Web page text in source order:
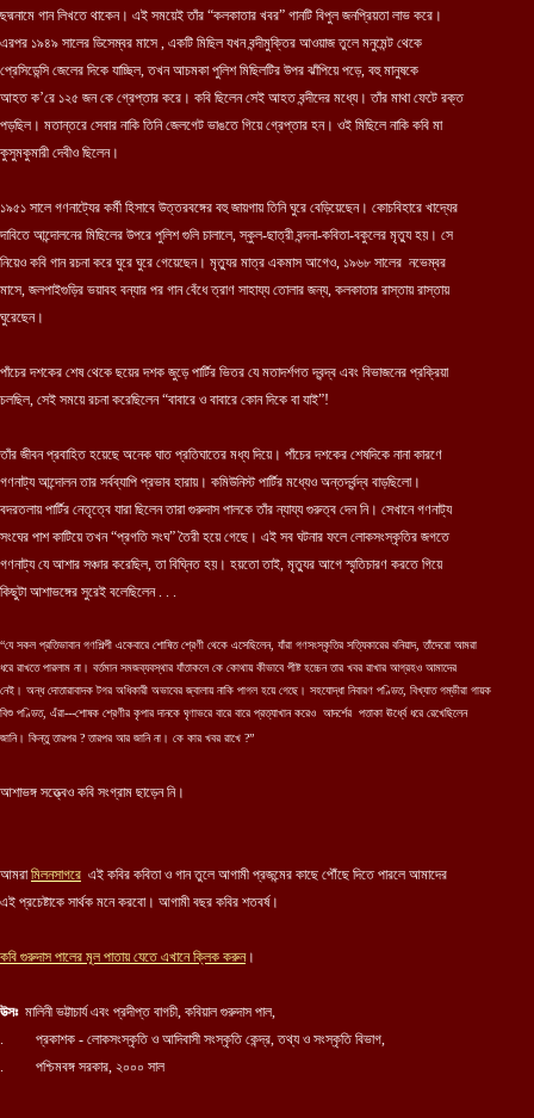
ছদ্মনামে গান লিখতে থাকেন। এই সময়েই তাঁর “কলকাতার খবর” গানটি বিপুল জনপ্রিয়তা লাভ করে।
এরপর ১৯৪৯ সালের ডিসেম্বর মাসে , একটি মিছিল যখন বন্দীমুক্তির আওয়াজ তুলে মনুমেন্ট থেকে
প্রেসিডেন্সি জেলের দিকে যাচ্ছিল, তখন আচমকা পুলিশ মিছিলটির উপর ঝাঁপিয়ে পড়ে, বহু মানুষকে
আহত ক’রে ১২৫ জন কে গ্রেপ্তার করে। কবি ছিলেন সেই আহত বন্দীদের মধ্যে। তাঁর মাথা ফেটে রক্ত
পড়ছিল। মতান্তরে সেবার নাকি তিনি জেলগেট ভাঙতে গিয়ে গ্রেপ্তার হন। ওই মিছিলে নাকি কবি মা
কুসুমকুমারী দেবীও ছিলেন।
১৯৫১ সালে গণনাট্যের কর্মী হিসাবে উত্তরবঙ্গের বহু জায়গায় তিনি ঘুরে বেড়িয়েছেন। কোচবিহারে খাদ্যের
দাবিতে আন্দোলনের মিছিলের উপরে পুলিশ গুলি চালালে, স্কুল-ছাত্রী বন্দনা-কবিতা-বকুলের মৃত্যু হয়। সে
নিয়েও কবি গান রচনা করে ঘুরে ঘুরে গেয়েছেন। মৃত্যুর মাত্র একমাস আগেও, ১৯৬৮ সালের নভেম্বর
মাসে, জলপাইগুড়ির ভয়াবহ বন্যার পর গান বেঁধে ত্রাণ সাহায্য তোলার জন্য, কলকাতার রাস্তায় রাস্তায়
ঘুরেছেন।
পাঁচের দশকের শেষ থেকে ছয়ের দশক জুড়ে পার্টির ভিতর যে মতাদর্শগত দ্বন্দ্ব এবং বিভাজনের প্রক্রিয়া
চলছিল, সেই সময়ে রচনা করেছিলেন “বাবারে ও বাবারে কোন দিকে বা যাই”!
তাঁর জীবন প্রবাহিত হয়েছে অনেক ঘাত প্রতিঘাতের মধ্য দিয়ে। পাঁচের দশকের শেষদিকে নানা কারণে
গণনাট্য আন্দোলন তার সর্বব্যাপি প্রভাব হারায়। কমিউনিস্ট পার্টির মধ্যেও অন্তর্দ্বন্দ্ব বাড়ছিলো।
বদরতলায় পার্টির নেতৃত্বে যারা ছিলেন তারা গুরুদাস পালকে তাঁর ন্যায্য গুরুত্ব দেন নি। সেখানে গণনাট্য
সংঘের পাশ কাটিয়ে তখন “প্রগতি সংঘ” তৈরী হয়ে গেছে। এই সব ঘটনার ফলে লোকসংস্কৃতির জগতে
গণনাট্য যে আশার সঞ্চার করেছিল, তা বিঘ্নিত হয়। হয়তো তাই, মৃত্যুর আগে স্মৃতিচারণ করতে গিয়ে
কিছুটা আশাভঙ্গের সুরেই বলেছিলেন . . .
“যে সকল প্রতিভাবান গণশিল্পী একেবারে শোষিত শ্রেণী থেকে এসেছিলেন, যাঁরা গণসংস্কৃতির সত্যিকারের বনিয়াদ, তাঁদেরো আমরা
ধরে রাখতে পারলাম না। বর্তমান সমজব্যবস্থার যাঁতাকলে কে কোথায় কীভাবে পীষ্ট হচ্চেন তার খবর রাখার আগ্রহও আমাদের
নেই। অন্ধ দোতারাবাদক টগর অধিকারী অভাবের জ্বালায় নাকি পাগল হয়ে গেছে। সহযোদ্ধা নিবারণ পণ্ডিত, বিখ্যাত গম্ভীরা গায়ক
বিশু পণ্ডিত, এঁরা---শোষক শ্রেণীর কৃপার দানকে ঘৃণাভরে বারে বারে প্রত্যাখান করেও আদর্শের পতাকা ঊর্ধ্বে ধরে রেখেছিলেন
জানি। কিন্তু তারপর ? তারপর আর জানি না। কে কার খবর রাখে ?”
আশাভঙ্গ সত্ত্বেও কবি সংগ্রাম ছাড়েন নি।
আমরামিলনসাগরে এই কবির কবিতা ও গান তুলে আগামী প্রজন্মের কাছে পৌঁছে দিতে পারলে আমাদের
এই প্রচেষ্টাকে সার্থক মনে করবো। আগামী বছর কবির শতবর্ষ।
কবি গুরুদাস পালের মূল পাতায় যেতে এখানে ক্লিক করুন।
উত্সঃমালিনী ভট্টাচার্য এবং প্রদীপ্ত বাগচী, কবিয়াল গুরুদাস পাল,
. প্রকাশক - লোকসংস্কৃতি ও আদিবাসী সংস্কৃতি কেন্দ্র, তথ্য ও সংস্কৃতি বিভাগ,
. পশ্চিমবঙ্গ সরকার, ২০০০ সাল